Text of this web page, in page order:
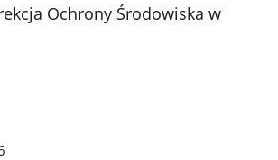
Ochrony Środowiska w